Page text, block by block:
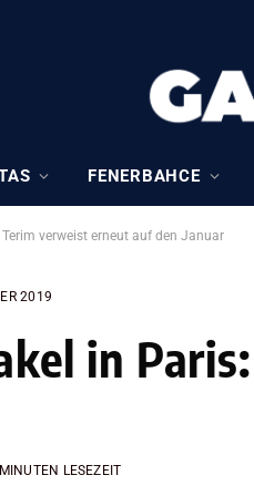
FENERBAHCE
verweist erneut auf den Januar
2019
in
LESEZEIT